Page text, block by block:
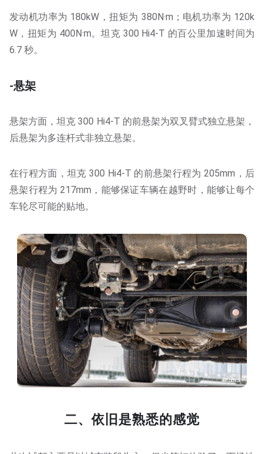
发动机功率为 180kW，扭矩为 380N·m；电机功率为 120k
W，扭矩为 400N·m。坦克 300 Hi4-T 的百公里加速时间为
6.7 秒。
-悬架
悬架方面，坦克 300 Hi4-T 的前悬架为双叉臂式独立悬架，
后悬架为多连杆式非独立悬架。
在行程方面，坦克 300 Hi4-T 的前悬架行程为 205mm，后
悬架行程为 217mm，能够保证车辆在越野时，能够让每个
车轮尽可能的贴地。
二、依旧是熟悉的感觉